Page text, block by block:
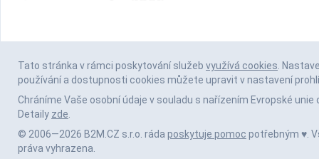
Tato stránka v rámci poskytování služeb využívá cookies.
používání a dostupnosti cookies můžete upravit v nastavení
Chráníme Vaše osobní údaje v souladu s nařízením Evropské unie
Detaily zde.
© 2006—2026 B2M.CZ s.r.o. ráda poskytuje pomoc potřebným ♥️.
práva vyhrazena.